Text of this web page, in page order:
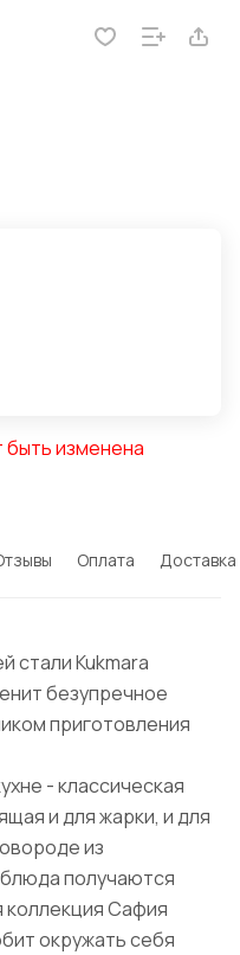
изменена
Оплата Доставка
стали Kukmara
безупречное
приготовления
- классическая
и для жарки, и для
из
получаются
коллекция Сафия
окружать себя